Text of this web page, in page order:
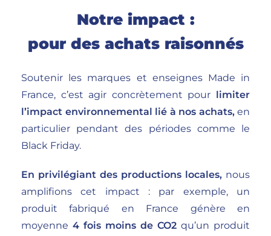
Notre impact :
pour des achats raisonnés
Soutenir les marques et enseignes Made in
France, c’est agir concrètement pour limiter
l’impact environnemental lié à nos achats,en
particulier pendant des périodes comme le
Black Friday.
En privilégiant des productions locales, nous
amplifions cet impact : par exemple, un
produit fabriqué en France génère en
moyenne 4 fois moins de CO2 qu’un produit